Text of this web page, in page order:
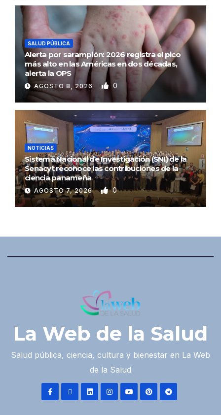
SALUD PÚBLICA
Alerta por sarampión: 2026 registra el pico
más alto en las Américas en dos décadas,
alerta la OPS
AGOSTO 8, 2026 0
NOTICIAS
Sistema Nacional de Investigación (SNI) de la
Senacyt reconoce las contribuciones de la
ciencia panameña
AGOSTO 7, 2026 0
La Web de la Salud
Salud pública, ciencia, cultura y bienestar en La Web
de la Salud